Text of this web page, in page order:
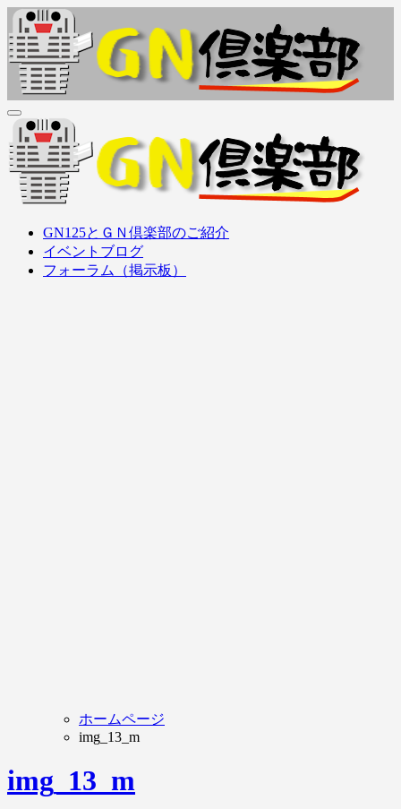
内
容
を
ス
ッ
プ
ＧＮ倶楽部
GN125Family (GN125, GS125, GZ125, EN125, etc..) オーナーズ
クラブ
ＧＮ倶楽部
GN125Family (GN125, GS125, GZ125, EN125, etc..) オーナーズ
クラブ
GN125とＧＮ倶楽部のご紹介
イベントブログ
フォーラム（掲示板）
ホームページ
img_13_m
img_13_m